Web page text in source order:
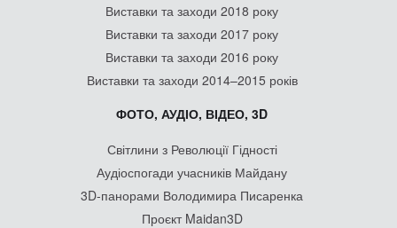
Виставки та заходи 2018 року
Виставки та заходи 2017 року
Виставки та заходи 2016 року
Виставки та заходи 2014–2015 років
ФОТО, АУДІО, ВІДЕО, 3D
Світлини з Революції Гідності
Аудіоспогади учасників Майдану
3D-панорами Володимира Писаренка
Проєкт Maidan3D